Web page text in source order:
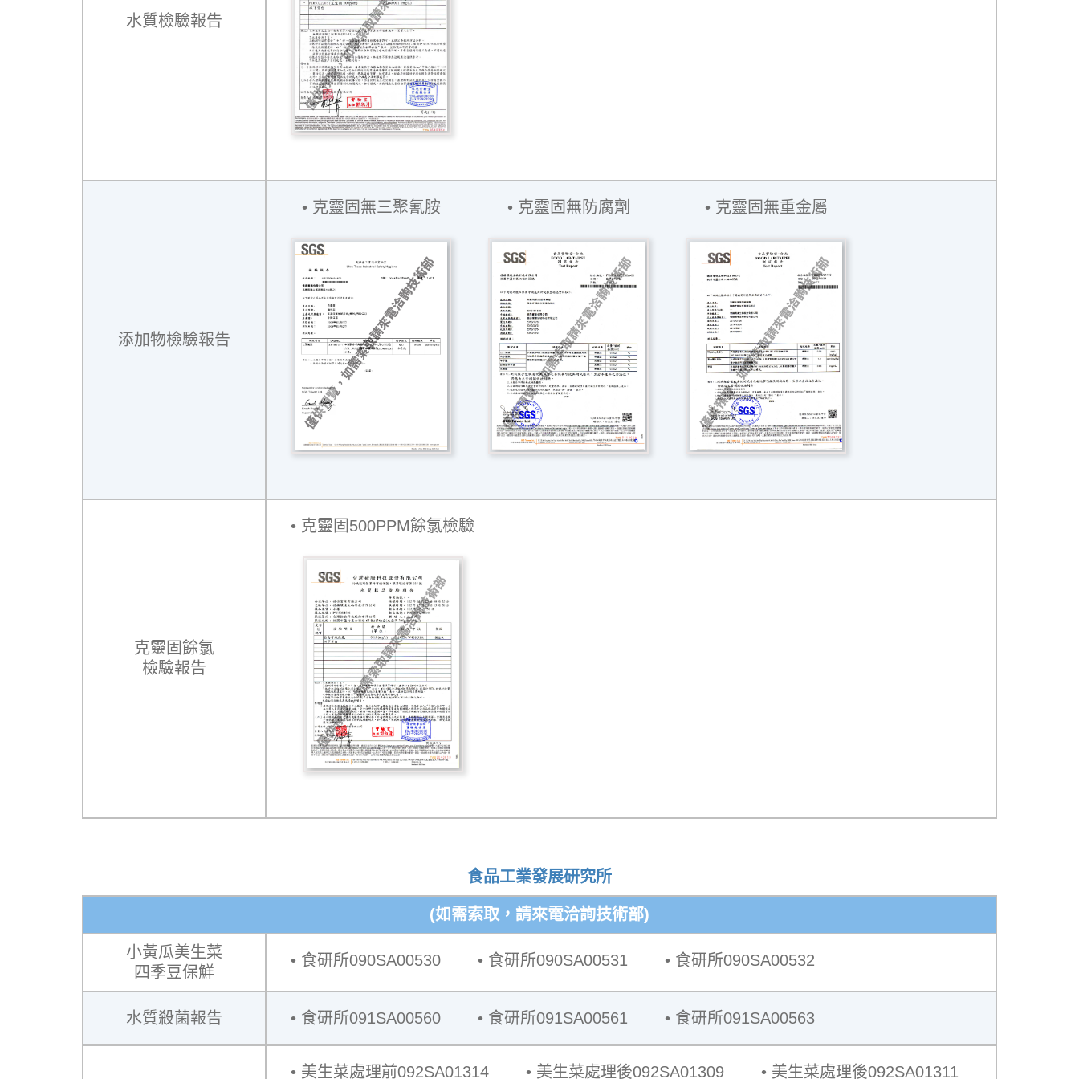
水質檢驗報告
添加物檢驗報告
克靈固無三聚氰胺 克靈固無防腐劑 克靈固無重金屬
克靈固餘氯
檢驗報告
克靈固500PPM餘氯檢驗
食品工業發展研究所
(如需索取，請來電洽詢技術部)
小黃瓜美生菜
四季豆保鮮
食研所090SA00530 食研所090SA00531 食研所090SA00532
水質殺菌報告 食研所091SA00560 食研所091SA00561 食研所091SA00563
美生菜處理前092SA01314 美生菜處理後092SA01309 美生菜處理後092SA01311